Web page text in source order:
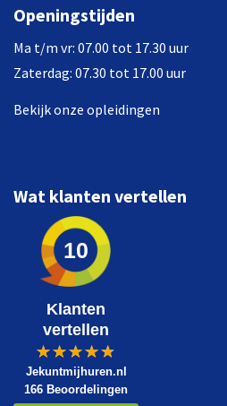
Openingstijden
Ma t/m vr: 07.00 tot 17.30 uur
Zaterdag: 07.30 tot 17.00 uur
Bekijk onze opleidingen
Wat klanten vertellen
10
Klanten
vertellen
Jekuntmijhuren.nl
166 Beoordelingen